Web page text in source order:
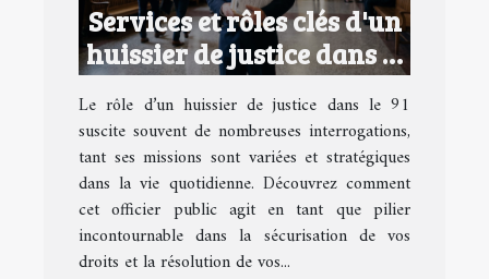
Services et rôles clés d'un
huissier de justice dans le
91
Le rôle d’un huissier de justice dans le 91
suscite souvent de nombreuses interrogations,
tant ses missions sont variées et stratégiques
dans la vie quotidienne. Découvrez comment
cet officier public agit en tant que pilier
incontournable dans la sécurisation de vos
droits et la résolution de vos...